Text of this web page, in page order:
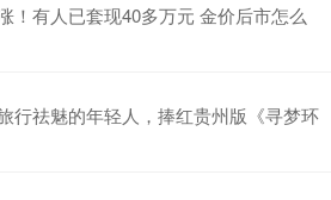
！有人已套现40多万元 金价后市怎么
行祛魅的年轻人，捧红贵州版《寻梦环